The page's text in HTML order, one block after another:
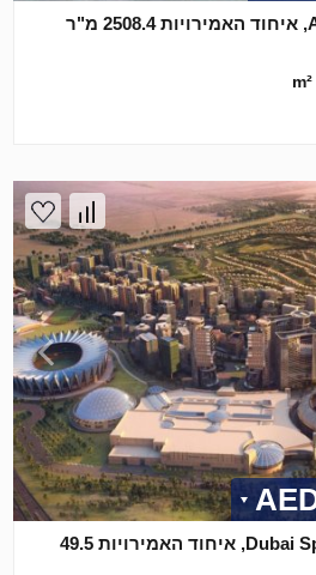
בניין ב Al Warsan, Dubai, איחוד האמירויות 2508.4 מ"ר
בניין ב Dubai Sports City, Dubai, איחוד האמירויות 49.5